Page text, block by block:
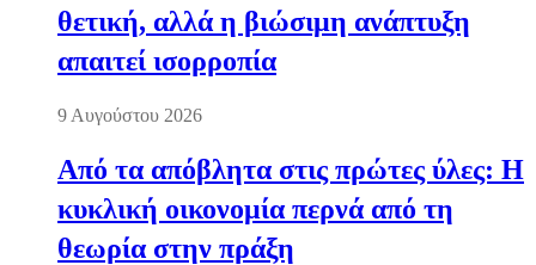
θετική, αλλά η βιώσιμη ανάπτυξη
απαιτεί ισορροπία
9 Αυγούστου 2026
Από τα απόβλητα στις πρώτες ύλες: Η
κυκλική οικονομία περνά από τη
θεωρία στην πράξη